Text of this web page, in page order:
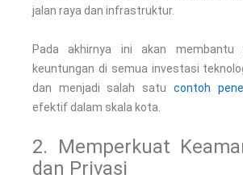
jalan raya dan infrastruktur.
Pada akhirnya ini akan membantu
keuntungan di semua investasi
dan menjadi salah satu contoh
efektif dalam skala kota.
2. Memperkuat
dan Privasi